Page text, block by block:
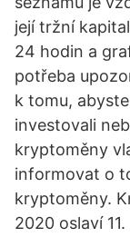
její tržní
24 hodin a
potřeba
k tomu,
investovali
kryptoměny
informovat o
kryptoměny.
2020 oslaví 11.